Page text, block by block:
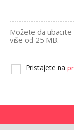
Možete da
više od 25 MB.
Pristajete na